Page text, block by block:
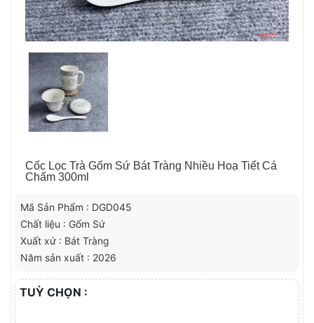
Cốc Lọc Trà Gốm Sứ Bát Tràng Nhiều Hoạ Tiết Cá
Chấm 300ml
Mã Sản Phẩm : DGD045
Chất liệu : Gốm Sứ
Xuất xứ : Bát Tràng
Năm sản xuất : 2026
TUỲ CHỌN :